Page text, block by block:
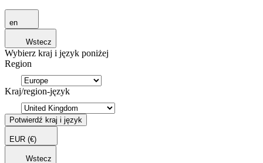
en
Wstecz
Wybierz kraj i język poniżej
Region
Kraj/region-język
Potwierdź kraj i język
EUR (€)
Wstecz